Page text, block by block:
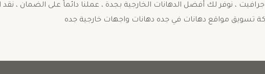
جرافيت ، نوفر لك أفضل الدهانات الخارجية بجدة ، عملنا دائماً على الضمان
تسويق مواقع دهانات في جده دهانات واجهات خارجية جده